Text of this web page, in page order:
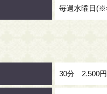
毎週水曜日(※
30分 2,500円